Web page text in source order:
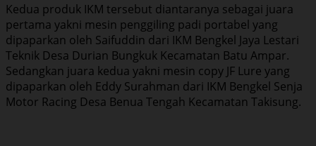
Kedua produk IKM tersebut diantaranya sebagai juara
pertama yakni mesin penggiling padi portabel yang
dipaparkan oleh Saifuddin dari IKM Bengkel Jaya Lestari
Teknik Desa Durian Bungkuk Kecamatan Batu Ampar.
Sedangkan juara kedua yakni mesin copy JF Lure yang
dipaparkan oleh Eddy Surahman dari IKM Bengkel Senja
Motor Racing Desa Benua Tengah Kecamatan Takisung.